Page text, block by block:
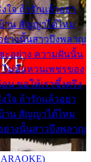
ใจ ถ้ารักแล้วอย่า
าน สัญญาได้ไหม
ย่างนั้นสาวบึงพลาญ
ะอย่าง ความฝันนั้น
ไม่มีแหวนเพชรของ
น ขอให้เราซึ้งตรึง
ใจ ถ้ารักแล้วอย่า
าน สัญญาได้ไหม
ย่างนั้นสาวบึงพลาญ